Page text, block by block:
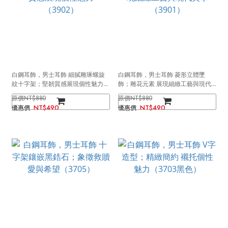
白鋼耳飾，男士耳飾 細膩雕琢螺旋
紋十字架；堅韌質感展現個性魅力
（3902）
NT$880
NT$490
白鋼耳飾，男士耳飾 菱形立體墜
飾；雕花元素 展現細緻工藝與現代
美學（3901）
NT$880
NT$490